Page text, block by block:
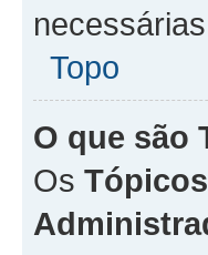
Topo
O que são
Os